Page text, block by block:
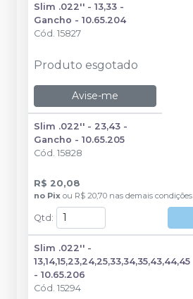
Slim .022'' - 13,33 -
Gancho - 10.65.204
Cód. 15827
Produto esgotado
Avise-me
Slim .022'' - 23,43 -
Gancho - 10.65.205
Cód. 15828
R$ 20,08
no Pix ou R$ 20,70 nas demais condições
Qtd:
Slim .022'' -
13,14,15,23,24,25,33,34,35,43,44,45
- 10.65.206
Cód. 15294